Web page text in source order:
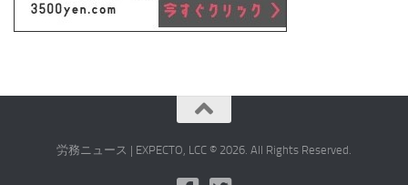
労務ニュース | EXPECTO, LCC © 2026. All Rights Reserved.